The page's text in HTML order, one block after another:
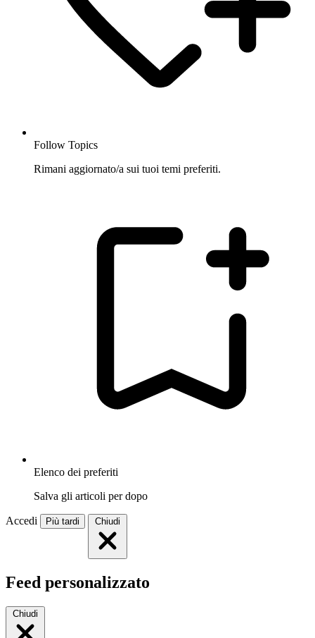
Follow Topics
Rimani aggiornato/a sui tuoi temi preferiti.
Elenco dei preferiti
Salva gli articoli per dopo
Accedi Più tardi Chiudi
Feed personalizzato
Chiudi